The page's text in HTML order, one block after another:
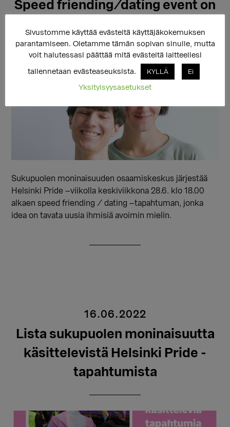
Speed friending/dating event on
Sukupuolen moninaisuuden osaamiskeskus järjestää
Helsinki Pride –viikolla keskiviikkona 28.6. klo 18.00
alkaen speed friending / dating –tapahtuman, jonka
idea on tavata uusia ihmisiä avoimin mielin.
16.06.2022
Lista sukupuolen moninaisuutta
käsittelevistä Helsinki Pride -
tapahtumista
Sivustomme käyttää evästeitä käyttäjäkokemuksen
parantamiseen. Oletamme tämän sopivan sinulle, mutta
voit halutessasi päättää mitä evästeitä laitteellesi
tallennetaan evästeaseuksista. KYLLÄ Ei
Yksityisyysasetukset